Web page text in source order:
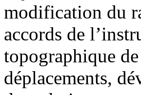
modification du
accords de
topographique
déplacements,